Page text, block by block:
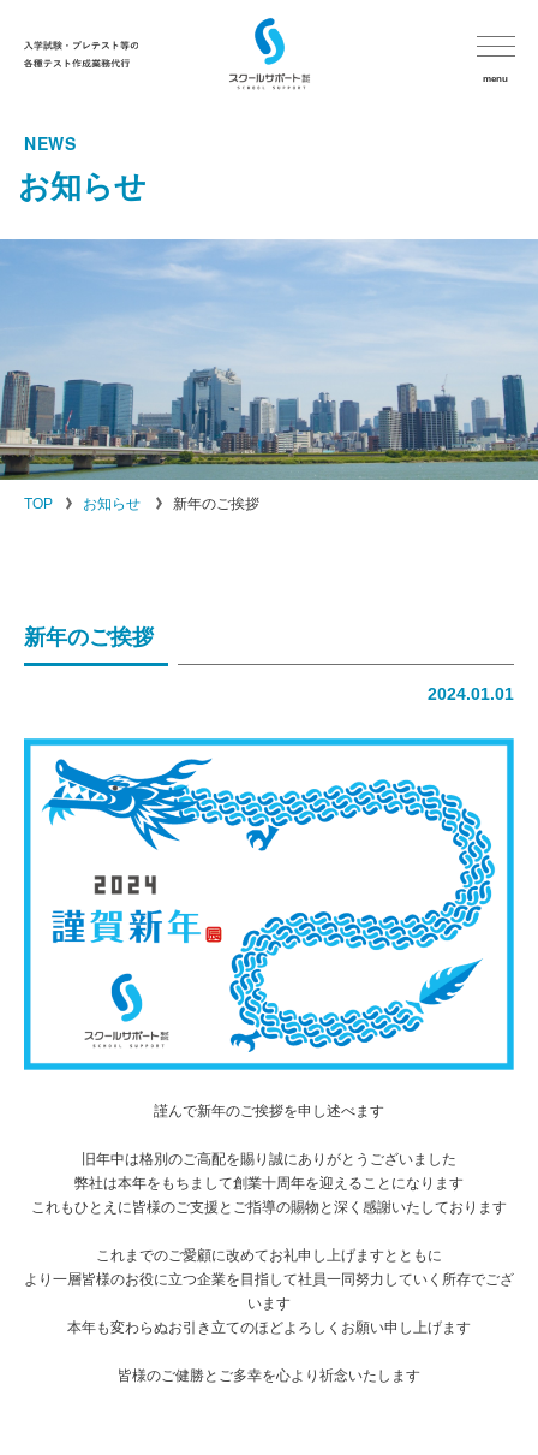
menu
HOME
スクールサポートについて
よくあるご質問
お客様の声
お知らせ
お問い合わせ
個人情報保護方針
採用情報
応募フォーム
NEWS
お知らせ
TOP お知らせ 新年のご挨拶
新年のご挨拶
2024.01.01
謹んで新年のご挨拶を申し述べます
旧年中は格別のご高配を賜り誠にありがとうございました
弊社は本年をもちまして創業十周年を迎えることになります
これもひとえに皆様のご支援とご指導の賜物と深く感謝いたしております
これまでのご愛顧に改めてお礼申し上げますとともに
より一層皆様のお役に立つ企業を目指して社員一同努力していく所存でござ
います
本年も変わらぬお引き立てのほどよろしくお願い申し上げます
皆様のご健勝とご多幸を心より祈念いたします